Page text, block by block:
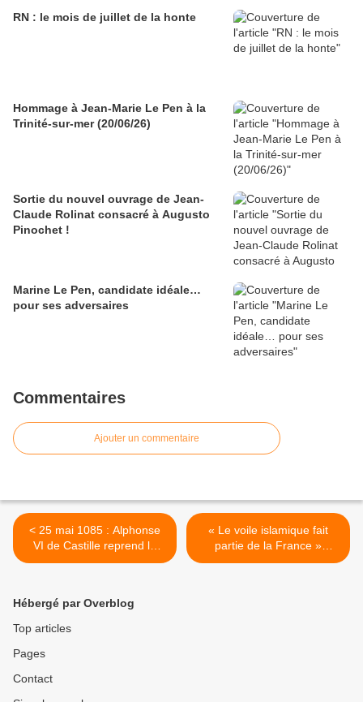
RN : le mois de juillet de la honte
Hommage à Jean-Marie Le Pen à la
Trinité-sur-mer (20/06/26)
Sortie du nouvel ouvrage de Jean-
Claude Rolinat consacré à Augusto
Pinochet !
Marine Le Pen, candidate idéale…
pour ses adversaires
Commentaires
Ajouter un commentaire
< 25 mai 1085 : Alphonse
VI de Castille reprend la
ville de Tolède aux mains
« Le voile islamique fait
partie de la France »
affirme un député du parti
Hébergé par Overblog
Top articles
Pages
Contact